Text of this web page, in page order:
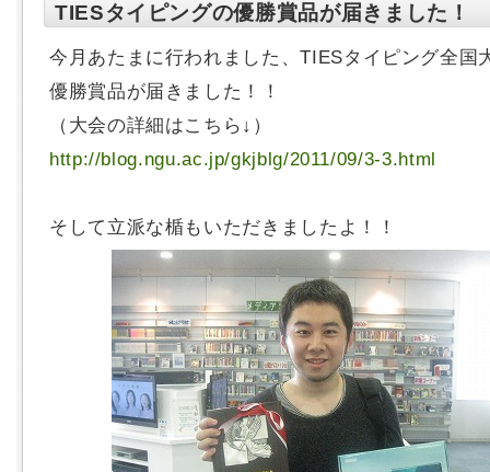
TIESタイピングの優勝賞品が届きました！
今月あたまに行われました、TIESタイピング全国
優勝賞品が届きました！！
（大会の詳細はこちら↓）
http://blog.ngu.ac.jp/gkjblg/2011/09/3-3.html
そして立派な楯もいただきましたよ！！